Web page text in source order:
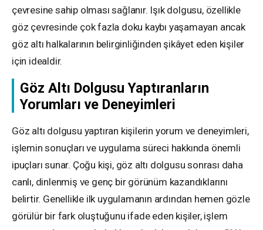
çevresine sahip olması sağlanır. Işık dolgusu, özellikle
göz çevresinde çok fazla doku kaybı yaşamayan ancak
göz altı halkalarının belirginliğinden şikâyet eden kişiler
için idealdir.
Göz Altı Dolgusu Yaptıranların
Yorumları ve Deneyimleri
Göz altı dolgusu yaptıran kişilerin yorum ve deneyimleri,
işlemin sonuçları ve uygulama süreci hakkında önemli
ipuçları sunar. Çoğu kişi, göz altı dolgusu sonrası daha
canlı, dinlenmiş ve genç bir görünüm kazandıklarını
belirtir. Genellikle ilk uygulamanın ardından hemen gözle
görülür bir fark oluştuğunu ifade eden kişiler, işlem